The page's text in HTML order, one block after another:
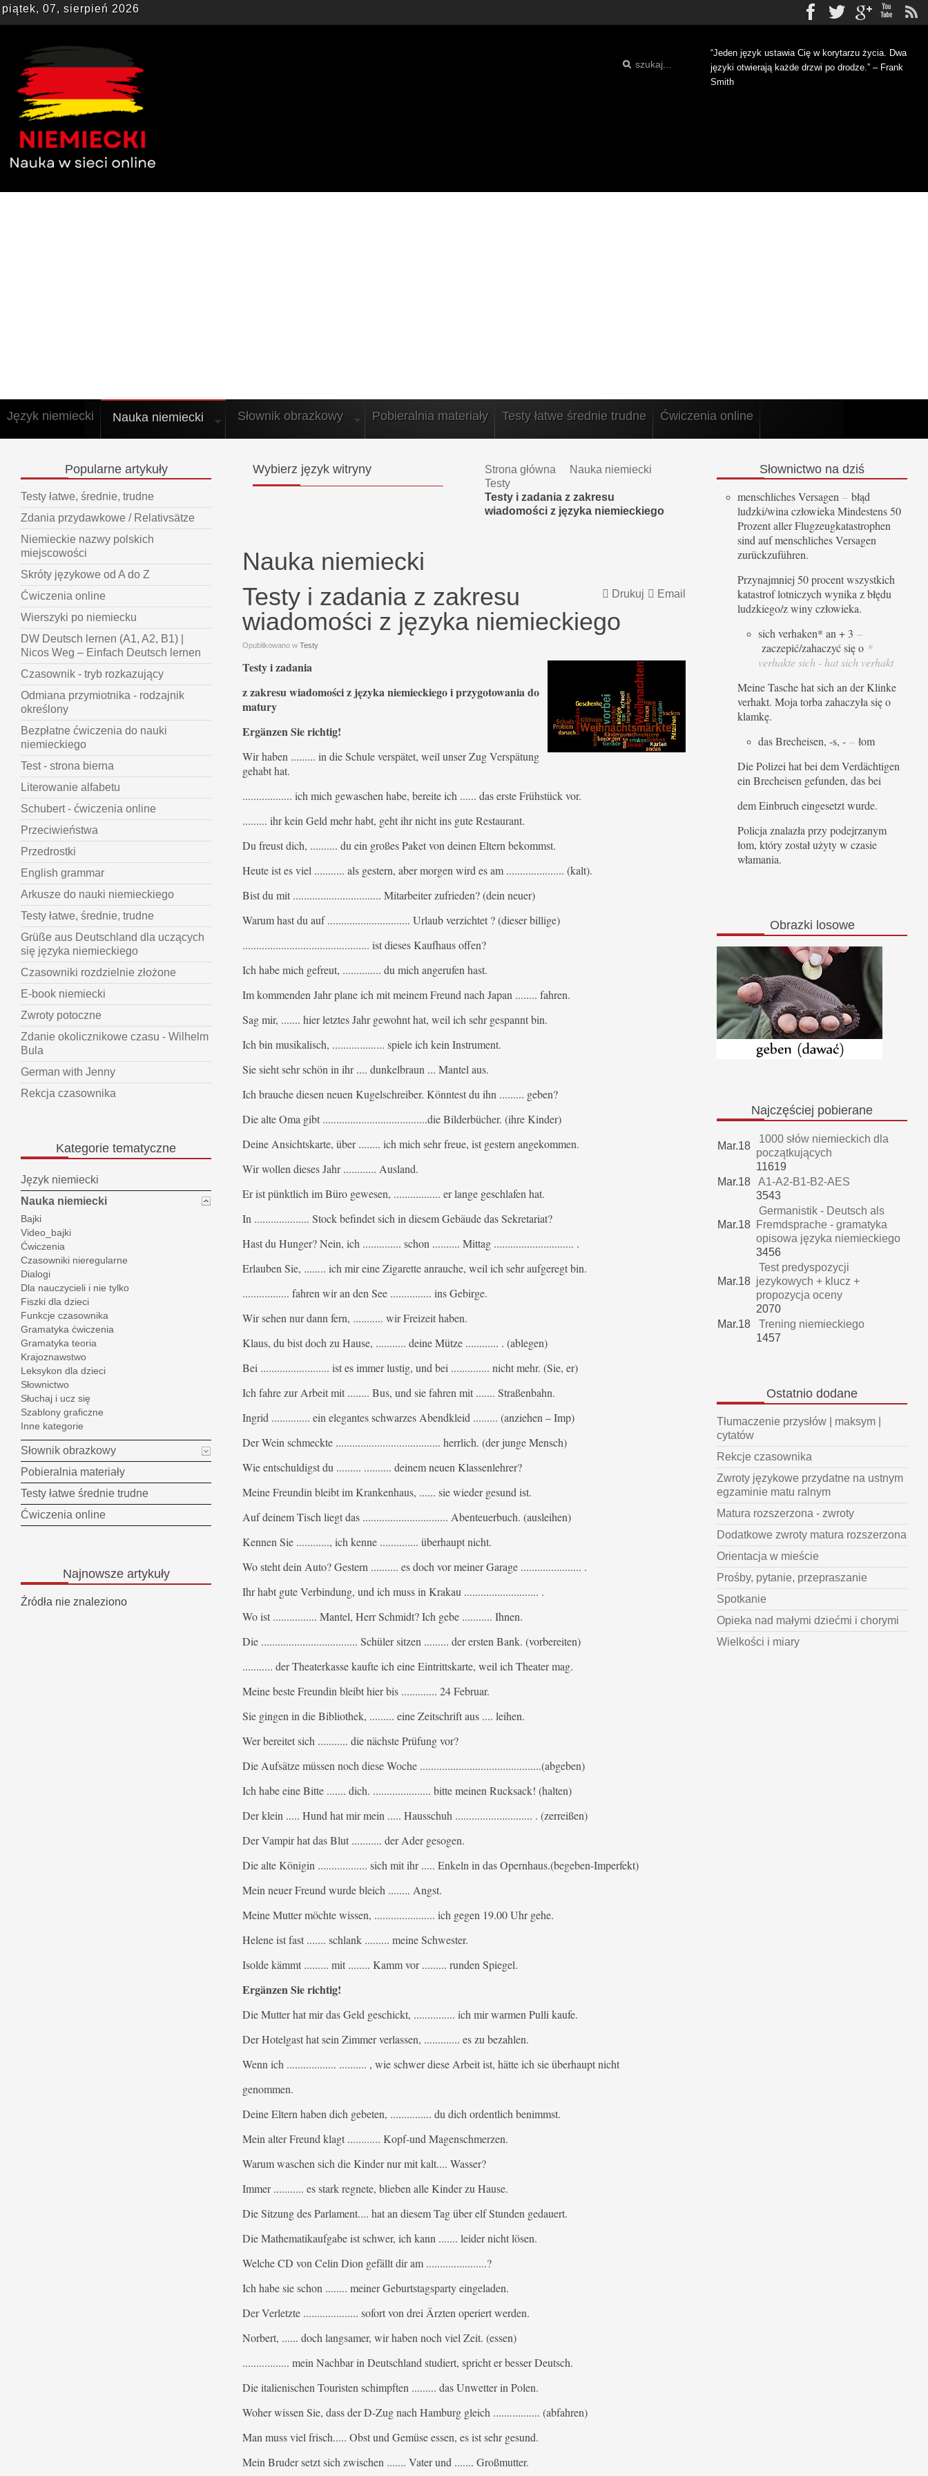
piątek, 07, sierpień 2026 Facebook
Twittergplus
“Jeden język ustawia Cię w korytarzu życia. Dwa
języki otwierają każde drzwi po drodze.” – Frank
Smith
Język niemiecki Nauka niemiecki Słownik obrazkowy Pobieralnia materiały Testy łatwe średnie trudne Ćwiczenia online
Wybierz język witryny Strona główna
Nauka niemiecki
Testy
Testy i zadania z zakresu
wiadomości z języka niemieckiego
Nauka niemiecki
Email
Drukuj
Testy i zadania z zakresu
wiadomości z języka niemieckiego
Opublikowano w Testy
Testy i zadania
z zakresu wiadomości z języka niemieckiego i przygotowania do
matury
Ergänzen Sie richtig!
Wir haben ......... in die Schule verspätet, weil unser Zug Verspätung
gehabt hat.
.................. ich mich gewaschen habe, bereite ich ...... das erste Frühstück vor.
......... ihr kein Geld mehr habt, geht ihr nicht ins gute Restaurant.
Du freust dich, .......... du ein großes Paket von deinen Eltern bekommst.
Heute ist es viel ........... als gestern, aber morgen wird es am ..................... (kalt).
Bist du mit ................................ Mitarbeiter zufrieden? (dein neuer)
Warum hast du auf .............................. Urlaub verzichtet ? (dieser billige)
.............................................. ist dieses Kaufhaus offen?
Ich habe mich gefreut, .............. du mich angerufen hast.
Im kommenden Jahr plane ich mit meinem Freund nach Japan ........ fahren.
Sag mir, ....... hier letztes Jahr gewohnt hat, weil ich sehr gespannt bin.
Ich bin musikalisch, ................... spiele ich kein Instrument.
Sie sieht sehr schön in ihr .... dunkelbraun ... Mantel aus.
Ich brauche diesen neuen Kugelschreiber. Könntest du ihn ......... geben?
Die alte Oma gibt ......................................die Bilderbücher. (ihre Kinder)
Deine Ansichtskarte, über ........ ich mich sehr freue, ist gestern angekommen.
Wir wollen dieses Jahr ............ Ausland.
Er ist pünktlich im Büro gewesen, ................. er lange geschlafen hat.
In .................... Stock befindet sich in diesem Gebäude das Sekretariat?
Hast du Hunger? Nein, ich .............. schon .......... Mittag ............................. .
Erlauben Sie, ........ ich mir eine Zigarette anrauche, weil ich sehr aufgeregt bin.
................. fahren wir an den See ............... ins Gebirge.
Wir sehen nur dann fern, ........... wir Freizeit haben.
Klaus, du bist doch zu Hause, ........... deine Mütze ............ . (ablegen)
Bei ......................... ist es immer lustig, und bei .............. nicht mehr. (Sie, er)
Ich fahre zur Arbeit mit ........ Bus, und sie fahren mit ....... Straßenbahn.
Ingrid .............. ein elegantes schwarzes Abendkleid ......... (anziehen – Imp)
Der Wein schmeckte ...................................... herrlich. (der junge Mensch)
Wie entschuldigst du ......... .......... deinem neuen Klassenlehrer?
Meine Freundin bleibt im Krankenhaus, ...... sie wieder gesund ist.
Auf deinem Tisch liegt das ............................... Abenteuerbuch. (ausleihen)
Kennen Sie ............, ich kenne .............. überhaupt nicht.
Wo steht dein Auto? Gestern .......... es doch vor meiner Garage ...................... .
Ihr habt gute Verbindung, und ich muss in Krakau ........................... .
Wo ist ................ Mantel, Herr Schmidt? Ich gebe ........... Ihnen.
Die ................................... Schüler sitzen ......... der ersten Bank. (vorbereiten)
........... der Theaterkasse kaufte ich eine Eintrittskarte, weil ich Theater mag.
Meine beste Freundin bleibt hier bis ............. 24 Februar.
Sie gingen in die Bibliothek, ......... eine Zeitschrift aus .... leihen.
Wer bereitet sich ........... die nächste Prüfung vor?
Die Aufsätze müssen noch diese Woche ............................................(abgeben)
Ich habe eine Bitte ....... dich. ..................... bitte meinen Rucksack! (halten)
Der klein ..... Hund hat mir mein ..... Hausschuh ............................ . (zerreißen)
Der Vampir hat das Blut ........... der Ader gesogen.
Die alte Königin .................. sich mit ihr ..... Enkeln in das Opernhaus.(begeben-Imperfekt)
Mein neuer Freund wurde bleich ........ Angst.
Meine Mutter möchte wissen, ...................... ich gegen 19.00 Uhr gehe.
Helene ist fast ....... schlank ......... meine Schwester.
Isolde kämmt ......... mit ........ Kamm vor ......... runden Spiegel.
Ergänzen Sie richtig!
Die Mutter hat mir das Geld geschickt, ............... ich mir warmen Pulli kaufe.
Der Hotelgast hat sein Zimmer verlassen, ............. es zu bezahlen.
Wenn ich .................. .......... , wie schwer diese Arbeit ist, hätte ich sie überhaupt nicht
genommen.
Deine Eltern haben dich gebeten, ............... du dich ordentlich benimmst.
Mein alter Freund klagt ............ Kopf-und Magenschmerzen.
Warum waschen sich die Kinder nur mit kalt.... Wasser?
Immer ........... es stark regnete, blieben alle Kinder zu Hause.
Die Sitzung des Parlament.... hat an diesem Tag über elf Stunden gedauert.
Die Mathematikaufgabe ist schwer, ich kann ....... leider nicht lösen.
Welche CD von Celin Dion gefällt dir am ......................?
Ich habe sie schon ........ meiner Geburtstagsparty eingeladen.
Der Verletzte .................... sofort von drei Ärzten operiert werden.
Norbert, ...... doch langsamer, wir haben noch viel Zeit. (essen)
................. mein Nachbar in Deutschland studiert, spricht er besser Deutsch.
Die italienischen Touristen schimpften ......... das Unwetter in Polen.
Woher wissen Sie, dass der D-Zug nach Hamburg gleich ................. (abfahren)
Man muss viel frisch..... Obst und Gemüse essen, es ist sehr gesund.
Mein Bruder setzt sich zwischen ....... Vater und ....... Großmutter.
Popularneartykuły
Testy łatwe, średnie, trudne
Zdania przydawkowe / Relativsätze
Niemieckie nazwy polskich
miejscowości
Skróty językowe od A do Z
Ćwiczenia online
Wierszyki po niemiecku
DW Deutsch lernen (A1, A2, B1) |
Nicos Weg – Einfach Deutsch lernen
Czasownik - tryb rozkazujący
Odmiana przymiotnika - rodzajnik
określony
Bezpłatne ćwiczenia do nauki
niemieckiego
Test - strona bierna
Literowanie alfabetu
Schubert - ćwiczenia online
Przeciwieństwa
Przedrostki
English grammar
Arkusze do nauki niemieckiego
Testy łatwe, średnie, trudne
Grüße aus Deutschland dla uczących
się języka niemieckiego
Czasowniki rozdzielnie złożone
E-book niemiecki
Zwroty potoczne
Zdanie okolicznikowe czasu - Wilhelm
Bula
German with Jenny
Rekcja czasownika
Kategorie tematyczne
Język niemiecki
Nauka niemiecki
Bajki
Video_bajki
Ćwiczenia
Czasowniki nieregularne
Dialogi
Dla nauczycieli i nie tylko
Fiszki dla dzieci
Funkcje czasownika
Gramatyka ćwiczenia
Gramatyka teoria
Krajoznawstwo
Leksykon dla dzieci
Słownictwo
Słuchaj i ucz się
Szablony graficzne
Inne kategorie
Słownik obrazkowy
Pobieralnia materiały
Testy łatwe średnie trudne
Ćwiczenia online
Najnowszeartykuły
Źródła nie znaleziono
Słownictwo na dziś
menschliches Versagen – błąd
ludzki/wina człowieka Mindestens 50
Prozent aller Flugzeugkatastrophen
sind auf menschliches Versagen
zurückzuführen.
Przynajmniej 50 procent wszystkich
katastrof lotniczych wynika z błędu
ludzkiego/z winy człowieka.
sich verhaken* an + 3 –
zaczepić/zahaczyć się o *
verhakte sich - hat sich verhakt
Meine Tasche hat sich an der Klinke
verhakt. Moja torba zahaczyła się o
klamkę.
das Brecheisen, -s, - – łom
Die Polizei hat bei dem Verdächtigen
ein Brecheisen gefunden, das bei
dem Einbruch eingesetzt wurde.
Policja znalazła przy podejrzanym
łom, który został użyty w czasie
włamania.
Obrazki losowe
Najczęściej pobierane
Mar.18
1000 słów niemieckich dla
początkujących
11619
Mar.18
A1-A2-B1-B2-AES
3543
Mar.18
Germanistik - Deutsch als
Fremdsprache - gramatyka
opisowa języka niemieckiego
3456
Mar.18
Test predyspozycji
jezykowych + klucz +
propozycja oceny
2070
Mar.18
Trening niemieckiego
1457
Ostatnio dodane
Tłumaczenie przysłów | maksym |
cytatów
Rekcje czasownika
Zwroty językowe przydatne na ustnym
egzaminie matu ralnym
Matura rozszerzona - zwroty
Dodatkowe zwroty matura rozszerzona
Orientacja w mieście
Prośby, pytanie, przepraszanie
Spotkanie
Opieka nad małymi dziećmi i chorymi
Wielkości i miary